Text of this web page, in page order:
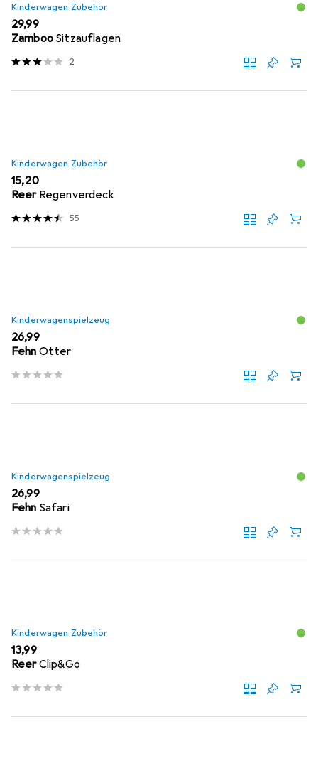
Kinderwagen Zubehör
EUR
29,99
Zamboo Sitzauflagen
2
Kinderwagen Zubehör
EUR
15,20
Reer Regenverdeck
55
Kinderwagenspielzeug
EUR
26,99
Fehn Otter
Kinderwagenspielzeug
EUR
26,99
Fehn Safari
Kinderwagen Zubehör
EUR
13,99
ReerClip&Go